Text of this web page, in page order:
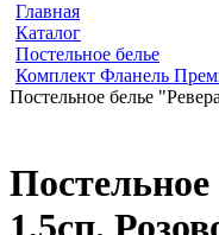
Главная
Каталог
Постельное белье
Комплект Фланель
Постельное белье